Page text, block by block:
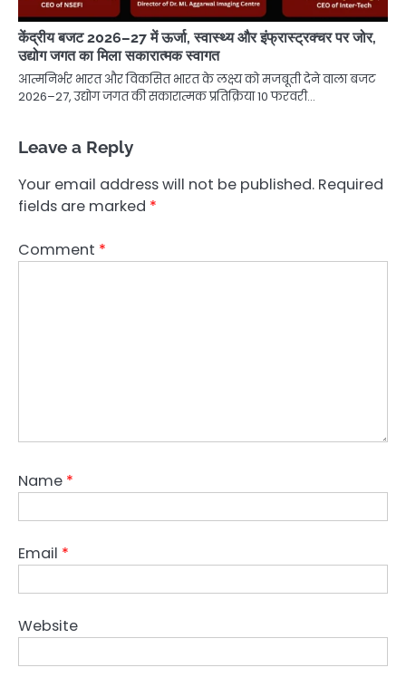
केंद्रीय बजट 2026–27 में ऊर्जा, स्वास्थ्य और इंफ्रास्ट्रक्चर पर जोर,
उद्योग जगत का मिला सकारात्मक स्वागत
आत्मनिर्भर भारत और विकसित भारत के लक्ष्य को मजबूती देने वाला बजट
2026–27, उद्योग जगत की सकारात्मक प्रतिक्रिया 10 फरवरी…
Leave a Reply
Your email address will not be published. Required
fields are marked *
Comment *
Name *
Email *
Website